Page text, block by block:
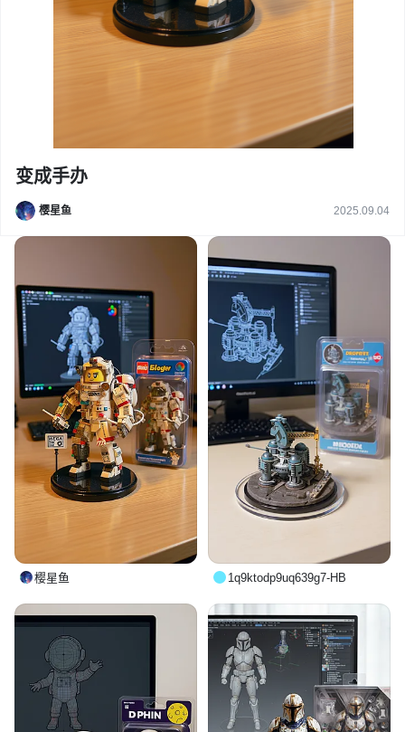
变成手办
樱星鱼 2025.09.04
樱星鱼 1q9ktodp9uq639g7-HB